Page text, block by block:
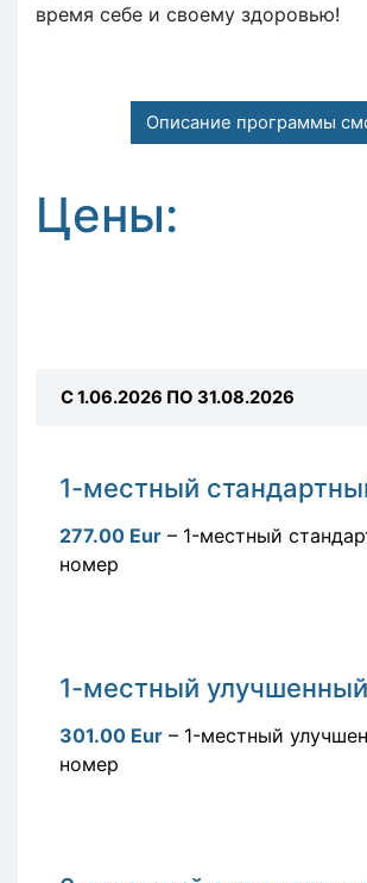
время себе и своему здоровью!
Описание программы
Цены:
C 1.06.2026 ПО 31.08.2026
1-местный
277.00 Eur – 1-местный
номер
1-местный
301.00 Eur – 1-местный
номер